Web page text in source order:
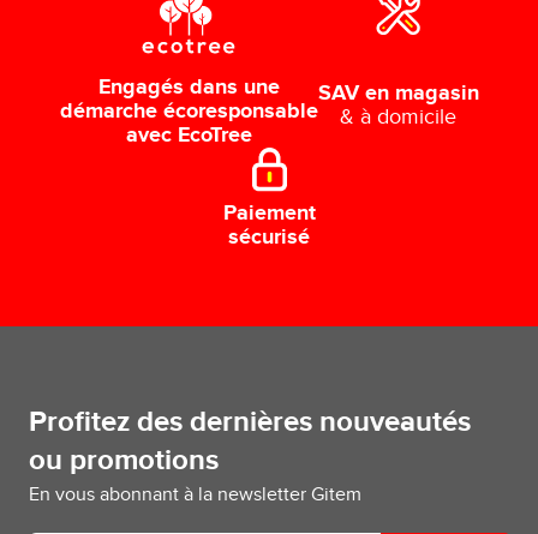
Engagés dans une
démarche écoresponsable
avec EcoTree
SAV en magasin
& à domicile
Paiement
sécurisé
Profitez des dernières nouveautés
ou promotions
En vous abonnant à la newsletter Gitem